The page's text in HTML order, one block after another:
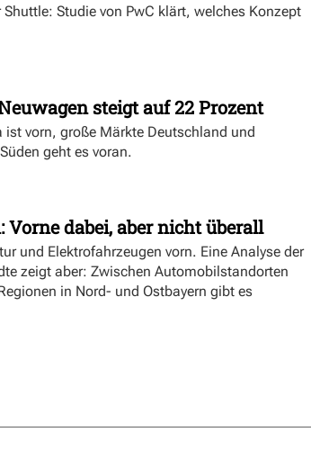
Studie von PwC klärt, welches Konzept
steigt auf 22 Prozent
vorn, große Märkte Deutschland und
geht es voran.
dabei, aber nicht überall
und Elektrofahrzeugen vorn. Eine Analyse der
zeigt aber: Zwischen Automobilstandorten
in Nord- und Ostbayern gibt es